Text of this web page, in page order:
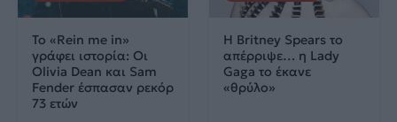
Το «Rein me in»
γράφει ιστορία: Οι
Olivia Dean και Sam
Fender έσπασαν ρεκόρ
73 ετών
Η Britney Spears το
απέρριψε… η Lady
Gaga το έκανε
«θρύλο»